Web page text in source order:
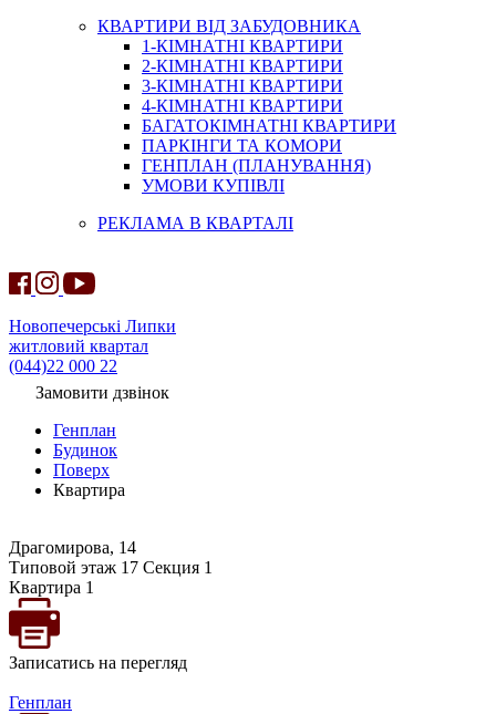
КВАРТИРИ ВІД ЗАБУДОВНИКА
1-КІМНАТНІ КВАРТИРИ
2-КІМНАТНІ КВАРТИРИ
3-КІМНАТНІ КВАРТИРИ
4-КІМНАТНІ КВАРТИРИ
БАГАТОКІМНАТНІ КВАРТИРИ
ПАРКІНГИ ТА КОМОРИ
ГЕНПЛАН (ПЛАНУВАННЯ)
УМОВИ КУПІВЛІ
РЕКЛАМА В КВАРТАЛІ
Новопечерські Липки
житловий квартал
(044)22 000 22
Замовити дзвінок
Генплан
Будинок
Поверх
Квартира
Драгомирова, 14
Типовой этаж 17 Секция 1
Квартира 1
Записатись на перегляд
Генплан